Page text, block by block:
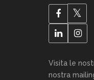
Visita le
nostra